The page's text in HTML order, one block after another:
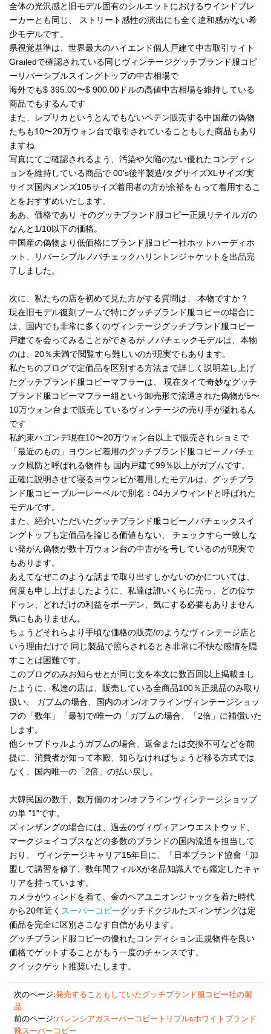
全体の光沢感と旧モデル固有のシルエットにおけるウインドブレ
ーカーとも同じ、 ストリート感性の演出にも全く違和感がない希
少モデルです。
県視覚基準は、世界最大のハイエンド個人戸建て中古取引サイト
Grailedで確認されている同じヴィンテージグッチブランド服コピ
ーリバーシブルスイングトップの中古相場で
海外でも$ 395.00〜$ 900.00ドルの高値中古相場を維持している
商品でもするんです
また、レプリカというとんでもないペテン販売する中国産の偽物
たちも10〜20万ウォン台で取引されていることもした商品もあり
ますね
写真にてご確認されるよう、汚染や欠陥のない優れたコンディシ
ョンを維持している商品で 00's後半製造/タグサイズXLサイズ/実
サイズ国内メンズ105サイズ着用者の方が余裕をもって着用するこ
とをおすすめいたします。
ああ、価格であり そのグッチブランド服コピー正規リテイルガの
なんと1/10以下の価格。
中国産の偽物より低価格にブランド服コピー社ホットハーディホ
ット、リバーシブルノバチェックハリントンジャケットを出品完
了しました。
次に、私たちの店を初めて見た方がする質問は、 本物ですか？
現在旧モデル復刻ブームで特にグッチブランド服コピーの場合に
は、国内でも非常に多くのヴィンテージグッチブランド服コピー
戸建てを会ってみることができるが ノバチェックモデルは、本物
のは、20％未満で閲覧すら難しいのが現実でもあります。
私たちのブログで定価品を区別する方法まで詳しく説明差し上げ
たグッチブランド服コピーマフラーは、 現在タイで奇妙なグッチ
ブランド服コピーマフラー組という卸売形で流通された偽物が5〜
10万ウォン台まで販売しているヴィンテージの売り手が溢れるん
です
私約束ハゴンデ現在10〜20万ウォン台以上で販売されショミで
「最近のもの」ヨウンビ着用のグッチブランド服コピーノバチェ
ック風防と呼ばれる物件も 国内戸建て99％以上がガプムです。
正確に説明させて寝るヨウンビが着用したモデルは、グッチブラ
ンド服コピーブルーレーベルで別名：04カメウィンドと呼ばれた
モデルです。
また、紹介いただいたグッチブランド服コピーノバチェックスイ
ングトップも定価品を論じる価値もない、 チェックすら一致しな
い発がん偽物が数十万ウォン台の中古がを号しているのが現実で
もあります。
あえてなぜこのような話まで取り出すしかないのかについては、
何度も申し上げましたように、私達は誰いくらに売っ、どの位サ
ドゥン、どれだけの利益をボーデン、気にする必要もありません
気にもありません。
ちょうどそれらより手頃な価格の販売/のようなヴィンテージ店と
いう理由だけで 同じ製品で照らされるとき非常に不快な感情を隠
すことは困難です。
このブログのみお知らせとが同じ文を本文に数百回以上掲載まし
たように、私達の店は、販売している全商品100％正規品のみ取り
扱い、 ガプムの場合、国内のオン/オフラインヴィンテージショッ
プの「数年」「最初で/唯一の「ガプムの場合、「2倍」に補償いた
します。
他シャプドゥルようガプムの場合、返金または交換不可などを前
提に、消費者が知って本殿、知らなければちょうど移る方式では
なく、国内唯一の「2倍」の払い戻し。
大韓民国の数千、数万個のオン/オフラインヴィンテージショップ
の単 "1"です。
ズィンザングの場合には、過去のヴィヴィアンウエストウッド、
マークジェイコブスなどの多数のブランドの国内流通を担当して
おり、 ヴィンテージキャリア15年目に、「日本ブランド協會「加
盟して講習を修了、数年間フィルXが名品知識人でも鑑定したキャ
リアを持っています。
カメラがウィンドを着て、金のペアユニオンジャックを着た時代
から20年近く スーパーコピーグッチドクジルたズィンザングは定
価品を完全に区別さこなす自信があります。
グッチブランド服コピーの優れたコンディション正規物件を良い
価格でゲットすることがもう一度のチャンスです。
クイックゲット推奨いたします。
次のページ:発売することもしていたグッチブランド服コピー社の製
品
前のページ:バレンシアガスーパーコピートリプルsホワイトブランド
靴スーパーコピー